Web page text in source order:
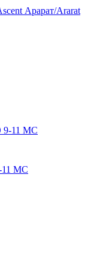
Арарат/Ararat
11 MC